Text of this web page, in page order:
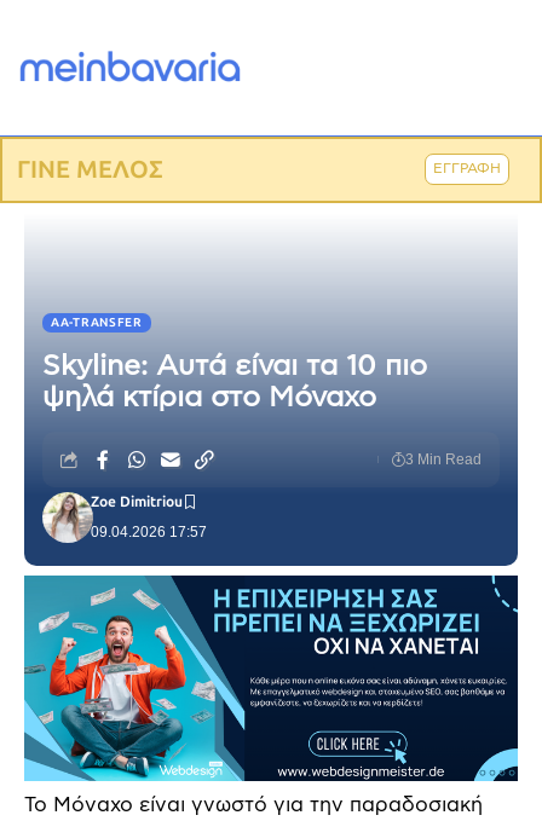
ΓΙΝΕ ΜΕΛΟΣ ΕΓΓΡΑΦΗ
AA-TRANSFER
Skyline: Αυτά είναι τα 10 πιο
ψηλά κτίρια στο Μόναχο
09.04.2026 17:57
Zoe Dimitriou
3 Min Read
Το Μόναχο είναι γνωστό για την παραδοσιακή